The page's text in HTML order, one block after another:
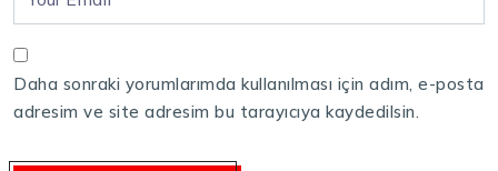
Daha sonraki yorumlarımda kullanılması için adım, e-posta
adresim ve site adresim bu tarayıcıya kaydedilsin.